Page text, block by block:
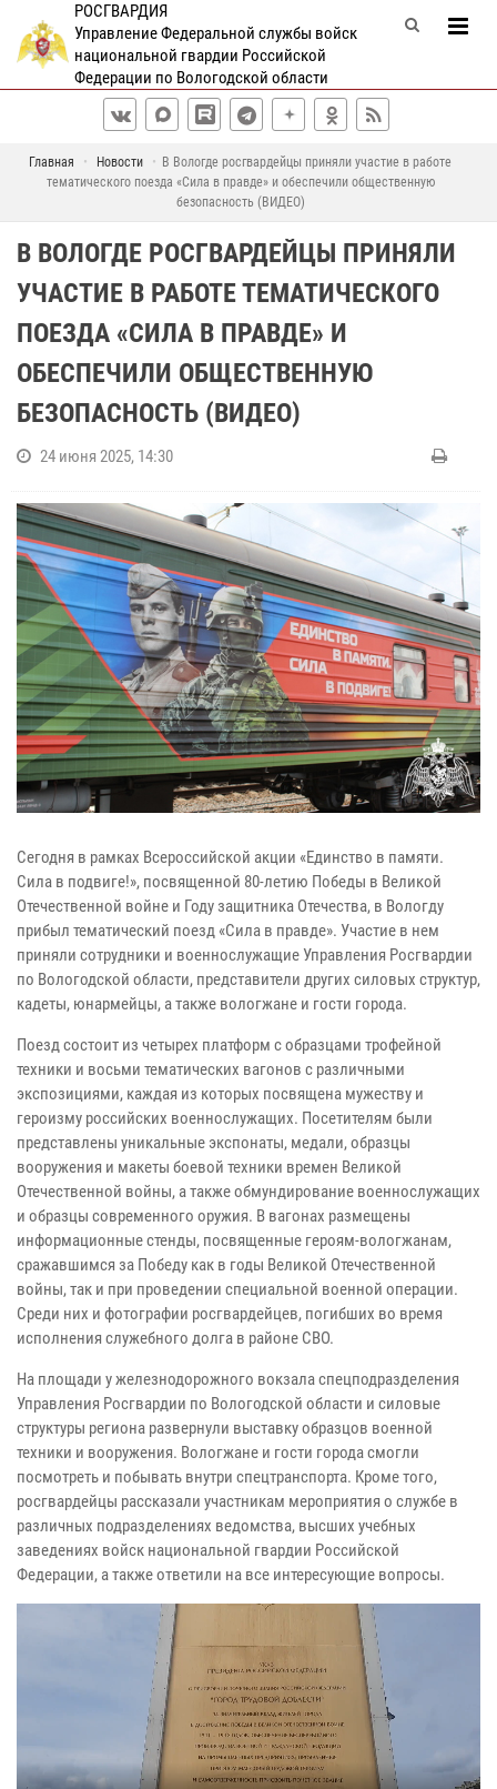
РОСГВАРДИЯ
Управление Федеральной службы войск
национальной гвардии Российской
Федерации по Вологодской области
Главная Новости
В Вологде росгвардейцы приняли участие в работе
тематического поезда «Сила в правде» и обеспечили общественную
безопасность (ВИДЕО)
В ВОЛОГДЕ РОСГВАРДЕЙЦЫ ПРИНЯЛИ
УЧАСТИЕ В РАБОТЕ ТЕМАТИЧЕСКОГО
ПОЕЗДА «СИЛА В ПРАВДЕ» И
ОБЕСПЕЧИЛИ ОБЩЕСТВЕННУЮ
БЕЗОПАСНОСТЬ (ВИДЕО)
24 июня 2025, 14:30
Сегодня в рамках Всероссийской акции «Единство в памяти.
Сила в подвиге!», посвященной 80-летию Победы в Великой
Отечественной войне и Году защитника Отечества, в Вологду
прибыл тематический поезд «Сила в правде». Участие в нем
приняли сотрудники и военнослужащие Управления Росгвардии
по Вологодской области, представители других силовых структур,
кадеты, юнармейцы, а также вологжане и гости города.
Поезд состоит из четырех платформ с образцами трофейной
техники и восьми тематических вагонов с различными
экспозициями, каждая из которых посвящена мужеству и
героизму российских военнослужащих. Посетителям были
представлены уникальные экспонаты, медали, образцы
вооружения и макеты боевой техники времен Великой
Отечественной войны, а также обмундирование военнослужащих
и образцы современного оружия. В вагонах размещены
информационные стенды, посвященные героям-вологжанам,
сражавшимся за Победу как в годы Великой Отечественной
войны, так и при проведении специальной военной операции.
Среди них и фотографии росгвардейцев, погибших во время
исполнения служебного долга в районе СВО.
На площади у железнодорожного вокзала спецподразделения
Управления Росгвардии по Вологодской области и силовые
структуры региона развернули выставку образцов военной
техники и вооружения. Вологжане и гости города смогли
посмотреть и побывать внутри спецтранспорта. Кроме того,
росгвардейцы рассказали участникам мероприятия о службе в
различных подразделениях ведомства, высших учебных
заведениях войск национальной гвардии Российской
Федерации, а также ответили на все интересующие вопросы.